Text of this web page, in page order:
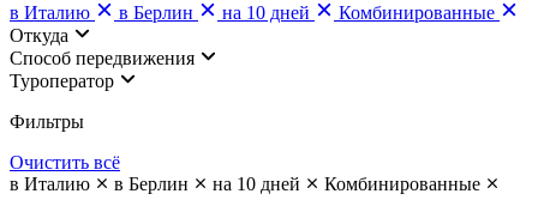
в Италию
в Берлин на 10 дней
Комбинированные
Откуда
Cпособ передвижения
Туроператор
Фильтры
Очистить всё
в Италию
в Берлин на 10 дней
Комбинированные